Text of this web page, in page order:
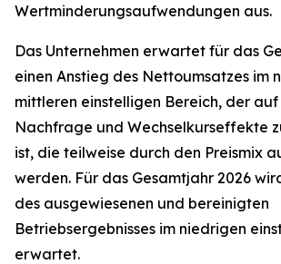
Wertminderungsaufwendungen aus.
Das Unternehmen erwartet für das
einen Anstieg des Nettoumsatzes im
mittleren einstelligen Bereich, der auf
Nachfrage und Wechselkurseffekte
ist, die teilweise durch den Preismix
werden. Für das Gesamtjahr 2026
des ausgewiesenen und bereinigten
Betriebsergebnisses im niedrigen
erwartet.